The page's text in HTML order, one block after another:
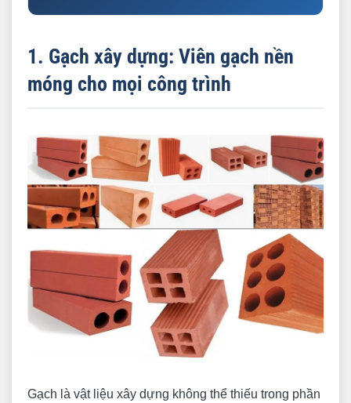
công trình
1.1. Các loại gạch xây dựng phổ biến
2.1. Các loại cát xây dựng
2.2. Tiêu chuẩn và cách kiểm tra cát xây
dựng
3. Đá xây dựng: Sức mạnh của sự bền vững
3.1. Các loại đá xây dựng
3.2. Ứng dụng của đá xây dựng
4. Xi Măng xây dựng: Chất kết dính vạn năng
4.1. Các loại Xi Măng
4.3. Cách sử dụng Xi Măng
1. Gạch xây dựng: Viên gạch nền
móng cho mọi công trình
Gạch là vật liệu xây dựng không thể thiếu trong phần